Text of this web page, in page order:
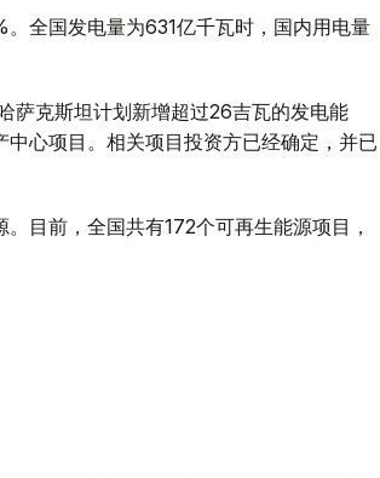
全国发电量为631亿千瓦时，国内用电量
萨克斯坦计划新增超过26吉瓦的发电能
心项目。相关项目投资方已经确定，并已
目前，全国共有172个可再生能源项目，